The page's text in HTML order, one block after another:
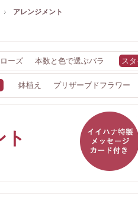
アレンジメント
ーズ 本数と色で選ぶバラ ス
鉢植え プリザーブドフラワー
ト